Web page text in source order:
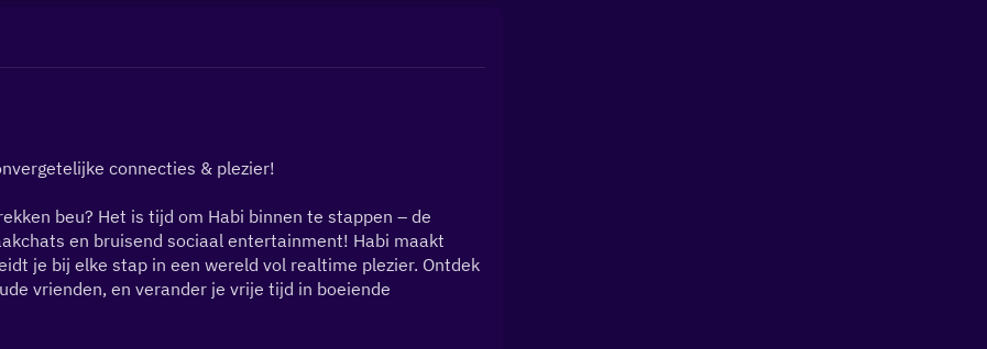
connecties & plezier!
beu? Het is tijd om Habi binnen te stappen – de
en bruisend sociaal entertainment! Habi maakt
je bij elke stap in een wereld vol realtime plezier. Ontdek
vrienden, en verander je vrije tijd in boeiende